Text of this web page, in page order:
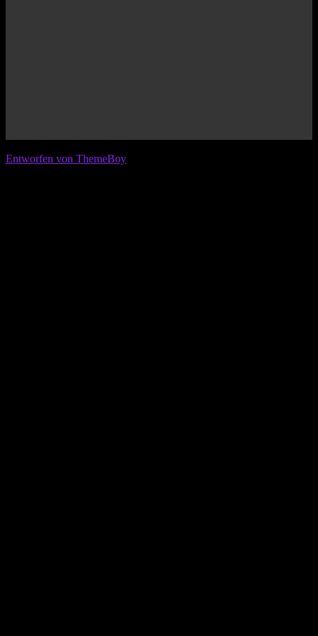
Entworfen von ThemeBoy